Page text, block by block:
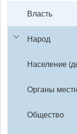
Власть
Народ
Население
Органы
Общество